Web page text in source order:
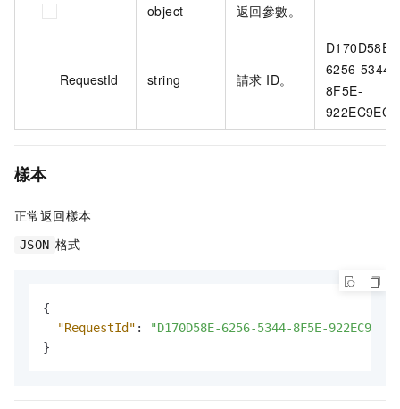
object 返回參數。
RequestId string 請求 ID。
D170D58E-
6256-5344-
8F5E-
樣本
正常返回樣本
JSON 格式
{
"RequestId" :
"D170D58E-6256-5344-8F5E-
}